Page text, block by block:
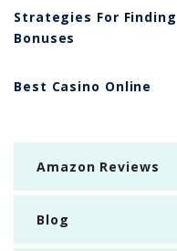
Strategies For
Bonuses
Best Casino Online
Amazon Reviews
Blog